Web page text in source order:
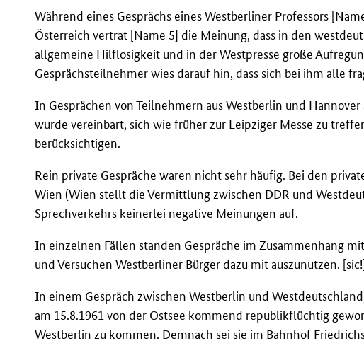
Während eines Gesprächs eines Westberliner Professors
Österreich vertrat [Name 5] die Meinung, dass in den
allgemeine Hilflosigkeit und in der Westpresse große
Gesprächsteilnehmer wies darauf hin, dass sich bei ihm alle
In Gesprächen von Teilnehmern aus Westberlin und
wurde vereinbart, sich wie früher zur Leipziger Messe zu
berücksichtigen.
Rein private Gespräche waren nicht sehr häufig. Bei den
Wien (Wien stellt die Vermittlung zwischen DDR und
Sprechverkehrs keinerlei negative Meinungen auf.
In einzelnen Fällen standen Gespräche im Zusammenhang
und Versuchen Westberliner Bürger dazu mit auszunutzen. [sic!]
In einem Gespräch zwischen Westberlin und
am 15.8.1961 von der Ostsee kommend republikflüchtig
Westberlin zu kommen. Demnach sei sie im Bahnhof